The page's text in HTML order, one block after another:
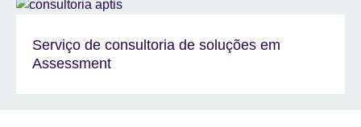
Serviço de consultoria de soluções em
Assessment